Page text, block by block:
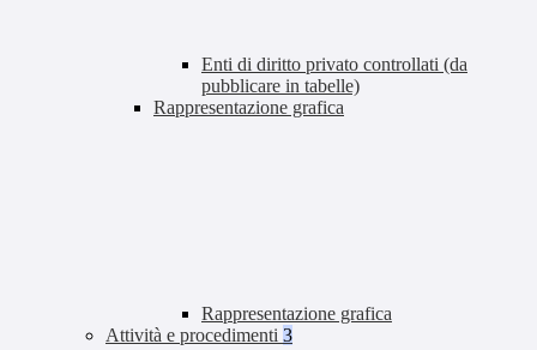
Enti di diritto privato controllati (da
pubblicare in tabelle)
Rappresentazione grafica
Rappresentazione grafica
Attività e procedimenti 3